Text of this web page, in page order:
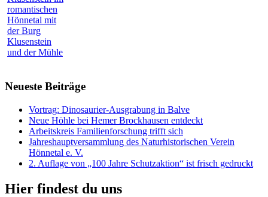
Neueste Beiträge
Vortrag: Dinosaurier-Ausgrabung in Balve
Neue Höhle bei Hemer Brockhausen entdeckt
Arbeitskreis Familienforschung trifft sich
Jahreshauptversammlung des Naturhistorischen Verein
Hönnetal e. V.
2. Auflage von „100 Jahre Schutzaktion“ ist frisch gedruckt
Hier findest du uns